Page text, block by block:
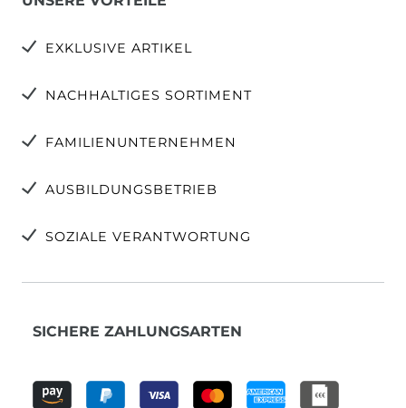
EXKLUSIVE ARTIKEL
NACHHALTIGES SORTIMENT
FAMILIENUNTERNEHMEN
AUSBILDUNGSBETRIEB
SOZIALE VERANTWORTUNG
SICHERE ZAHLUNGSARTEN